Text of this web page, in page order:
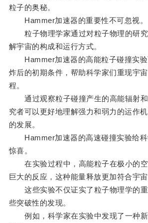
粒子的奥秘。
Hammer加速器的重要性不可忽视。
粒子物理学家通过对粒子物理的研究
解宇宙的构成和运行方式。
Hammer加速器的高能粒子碰撞实验
炸后的初期条件，帮助科学家们重现宇
程。
通过观察粒子碰撞产生的高能辐射和
究者可以更好地理解强力和弱力的运作
的发展。
Hammer加速器的高速碰撞实验给科
惊喜。
在实验过程中，高能粒子在极小的空
巨大的反应，这种能量释放更加符合宇宙
这些实验不仅证实了粒子物理学的重
些突破性的发现。
例如，科学家在实验中发现了一种新